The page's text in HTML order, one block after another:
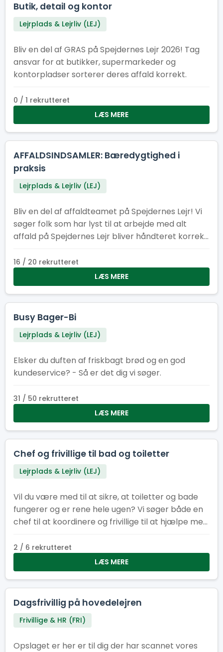
Butik, detail og kontor
Lejrplads & Lejrliv (LEJ)
Bliv en del af GRAS på Spejdernes Lejr 2026! Tag
ansvar for at butikker, supermarkeder og
kontorpladser sorterer deres affald korrekt.
0 / 1 rekrutteret
LÆS MERE
AFFALDSINDSAMLER: Bæredygtighed i
praksis
Lejrplads & Lejrliv (LEJ)
Bliv en del af affaldteamet på Spejdernes Lejr! Vi
søger folk som har lyst til at arbejde med alt
affald på Spejdernes Lejr bliver håndteret korrekt,
affaldcontainere bliver tømt efter behov.
16 / 20 rekrutteret
LÆS MERE
Busy Bager-Bi
Lejrplads & Lejrliv (LEJ)
Elsker du duften af friskbagt brød og en god
kundeservice? - Så er det dig vi søger.
31 / 50 rekrutteret
LÆS MERE
Chef og frivillige til bad og toiletter
Lejrplads & Lejrliv (LEJ)
Vil du være med til at sikre, at toiletter og bade
fungerer og er rene hele ugen? Vi søger både en
chef til at koordinere og frivillige til at hjælpe med
2 / 6 rekrutteret
LÆS MERE
Dagsfrivillig på hovedelejren
Frivillige & HR (FRI)
Opslaget er her er til dig der har scannet vores